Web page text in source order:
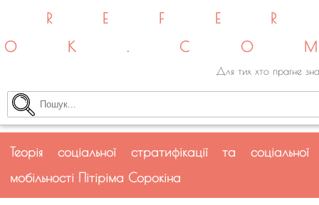
Для тих хто прагне
Теорія соціальної стратифікації та соціальної
мобільності Пітіріма Сорокіна